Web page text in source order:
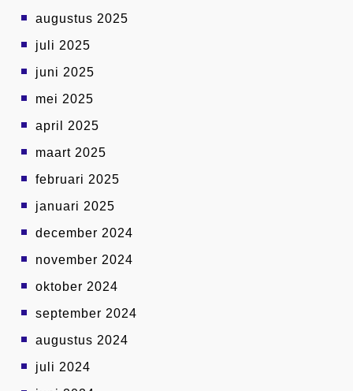
augustus 2025
juli 2025
juni 2025
mei 2025
april 2025
maart 2025
februari 2025
januari 2025
december 2024
november 2024
oktober 2024
september 2024
augustus 2024
juli 2024